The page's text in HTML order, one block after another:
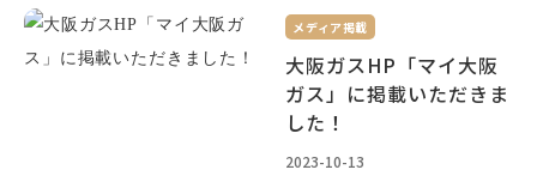
メディア掲載
大阪ガスHP「マイ大阪
ガス」に掲載いただきま
した！
2023-10-13